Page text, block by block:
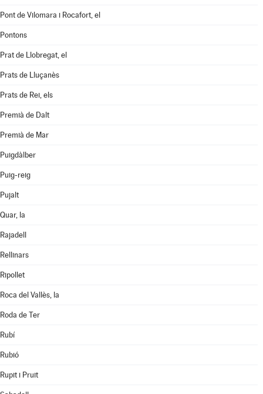
Pont de Vilomara i Rocafort, el
Pontons
Prat de Llobregat, el
Prats de Lluçanès
Prats de Rei, els
Premià de Dalt
Premià de Mar
Puigdàlber
Puig-reig
Pujalt
Quar, la
Rajadell
Rellinars
Ripollet
Roca del Vallès, la
Roda de Ter
Rubí
Rubió
Rupit i Pruit